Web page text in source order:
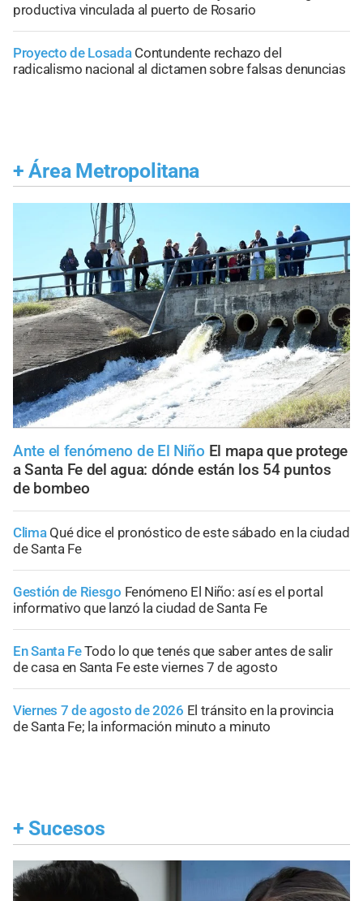
productiva vinculada al puerto de Rosario
Proyecto de Losada Contundente rechazo del
radicalismo nacional al dictamen sobre falsas denuncias
+ Área Metropolitana
Ante el fenómeno de El Niño El mapa que protege
a Santa Fe del agua: dónde están los 54 puntos
de bombeo
Clima Qué dice el pronóstico de este sábado en la ciudad
de Santa Fe
Gestión de Riesgo Fenómeno El Niño: así es el portal
informativo que lanzó la ciudad de Santa Fe
En Santa FeTodo lo que tenés que saber antes de salir
de casa en Santa Fe este viernes 7 de agosto
Viernes 7 de agosto de 2026 El tránsito en la provincia
de Santa Fe; la información minuto a minuto
+ Sucesos